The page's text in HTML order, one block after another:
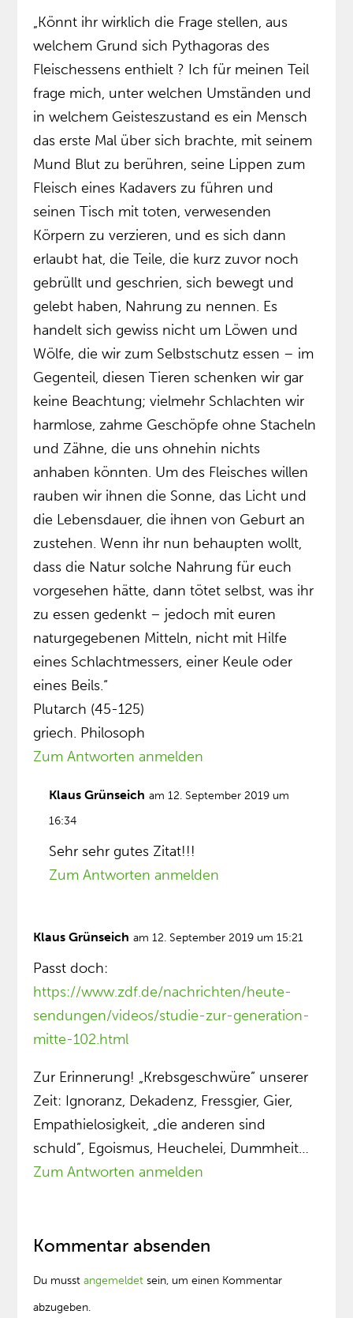
„Könnt ihr wirklich die Frage stellen, aus
welchem Grund sich Pythagoras des
Fleischessens enthielt ? Ich für meinen Teil
frage mich, unter welchen Umständen und
in welchem Geisteszustand es ein Mensch
das erste Mal über sich brachte, mit seinem
Mund Blut zu berühren, seine Lippen zum
Fleisch eines Kadavers zu führen und
seinen Tisch mit toten, verwesenden
Körpern zu verzieren, und es sich dann
erlaubt hat, die Teile, die kurz zuvor noch
gebrüllt und geschrien, sich bewegt und
gelebt haben, Nahrung zu nennen. Es
handelt sich gewiss nicht um Löwen und
Wölfe, die wir zum Selbstschutz essen – im
Gegenteil, diesen Tieren schenken wir gar
keine Beachtung; vielmehr Schlachten wir
harmlose, zahme Geschöpfe ohne Stacheln
und Zähne, die uns ohnehin nichts
anhaben könnten. Um des Fleisches willen
rauben wir ihnen die Sonne, das Licht und
die Lebensdauer, die ihnen von Geburt an
zustehen. Wenn ihr nun behaupten wollt,
dass die Natur solche Nahrung für euch
vorgesehen hätte, dann tötet selbst, was ihr
zu essen gedenkt – jedoch mit euren
naturgegebenen Mitteln, nicht mit Hilfe
eines Schlachtmessers, einer Keule oder
eines Beils.“
Plutarch (45-125)
griech. Philosoph
Zum Antworten anmelden
Klaus Grünseich am 12. September 2019 um
16:34
Sehr sehr gutes Zitat!!!
Zum Antworten anmelden
Klaus Grünseich am 12. September 2019 um 15:21
Passt doch:
https://www.zdf.de/nachrichten/heute-
sendungen/videos/studie-zur-generation-
mitte-102.html
Zur Erinnerung! „Krebsgeschwüre” unserer
Zeit: Ignoranz, Dekadenz, Fressgier, Gier,
Empathielosigkeit, „die anderen sind
schuld”, Egoismus, Heuchelei, Dummheit…
Zum Antworten anmelden
Kommentar absenden
Du musstangemeldet sein, um einen Kommentar
abzugeben.